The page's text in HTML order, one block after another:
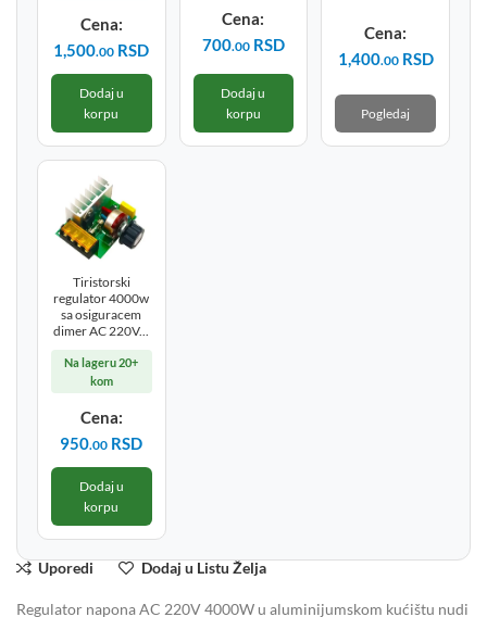
Cena:
1,500.00 RSD
Dodaj u
korpu
Cena:
700.00 RSD
Dodaj u
korpu
Cena:
1,400.00 RSD
Pogledaj
Tiristorski
regulator 4000w
sa osiguracem
dimer AC 220V...
Na lageru 20+
kom
Cena:
950.00 RSD
Dodaj u
korpu
Uporedi Dodaj u Listu Želja
Regulator napona AC 220V 4000W u aluminijumskom kućištu nudi